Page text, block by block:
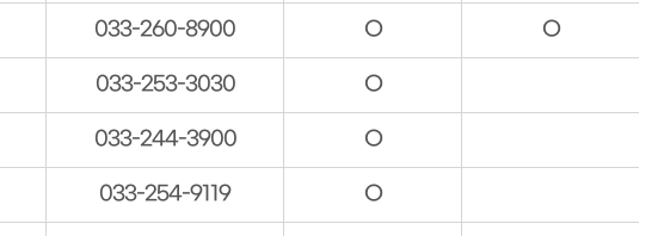
033-260-8900 O O
033-253-3030 O
033-244-3900 O
033-254-9119 O